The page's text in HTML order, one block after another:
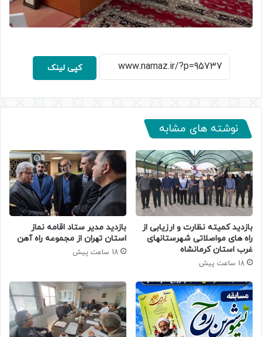
کپی لینک
نوشته های مشابه
بازدید کمیته نظارت و ارزیابی از
راه های مواصلاتی شهرستانهای
غرب استان کرمانشاه
18 ساعت پیش
بازدید مدیر ستاد اقامه نماز
استان تهران از مجموعه راه آهن
18 ساعت پیش